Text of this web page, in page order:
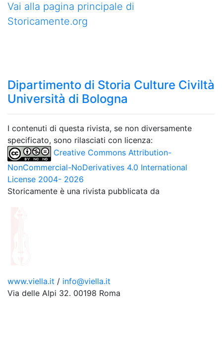
Vai alla pagina principale di
Storicamente.org
Dipartimento di Storia Culture Civiltà
Università di Bologna
I contenuti di questa rivista, se non diversamente
specificato, sono rilasciati con licenza:
Creative Commons Attribution-
NonCommercial-NoDerivatives 4.0 International
License 2004- 2026
Storicamente è una rivista pubblicata da
www.viella.it / info@viella.it
Via delle Alpi 32. 00198 Roma